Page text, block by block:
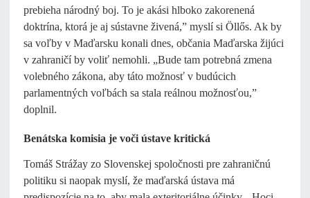
prebieha národný boj. To je akási hlboko zakorenená
doktrína, ktorá je aj sústavne živená,” myslí si Öllős. Ak by
sa voľby v Maďarsku konali dnes, občania Maďarska žijúci
v zahraničí by voliť nemohli. „Bude tam potrebná zmena
volebného zákona, aby táto možnosť v budúcich
parlamentných voľbách sa stala reálnou možnosťou,”
doplnil.
Benátska komisia je voči ústave kritická
Tomáš Strážay zo Slovenskej spoločnosti pre zahraničnú
politiku si naopak myslí, že maďarská ústava má